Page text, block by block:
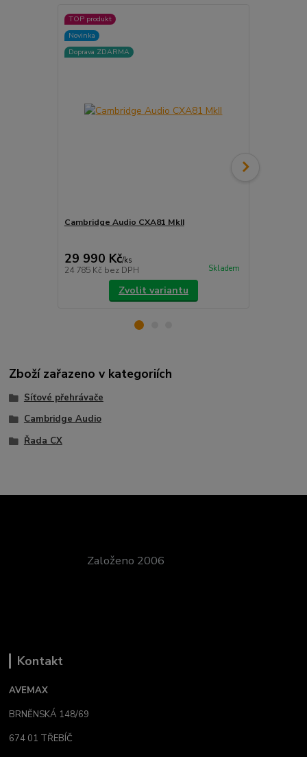
TOP produkt
Novinka
Doprava ZDARMA
Cambridge Audio CXA81 MkII
29 990 Kč/ks
24 785 Kč bez DPH Skladem
Zvolit variantu
Zboží zařazeno v kategoriích
Síťové přehrávače
Cambridge Audio
Řada CX
Založeno 2006
Kontakt
AVEMAX
BRNĚNSKÁ 148/69
674 01 TŘEBÍČ